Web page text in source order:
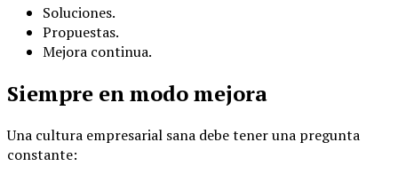
Soluciones.
Propuestas.
Mejora continua.
Siempre en modo mejora
Una cultura empresarial sana debe tener una pregunta
constante: